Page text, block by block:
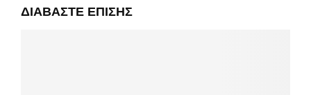
ΔΙΑΒΆΣΤΕ ΕΠΊΣΗΣ